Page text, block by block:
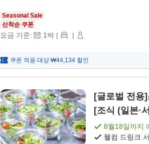
Seasonal Sale
선착순 쿠폰
요금 기준: 1박 | |
쿠폰 적용 대상 ₩44,134 할인
[글로벌 전용
[조식 (일본·
8월18일까지
웰컴 드링크